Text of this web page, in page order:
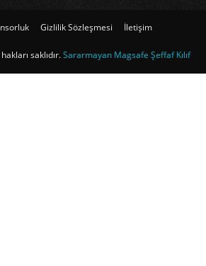
Gizlilik Sözleşmesi İletişim
saklıdır.Sararmayan Magsafe Şeffaf Kılıf